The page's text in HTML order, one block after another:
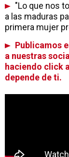
"Lo que nos
a las maduras
primera mujer
Publicamos
a nuestras
haciendo click
depende de ti.